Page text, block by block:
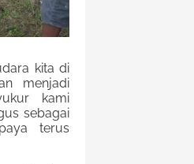
kita di
menjadi
kami
sebagai
terus